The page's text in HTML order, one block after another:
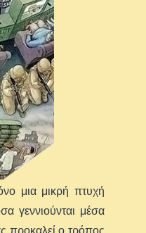
μια μικρή πτυχή
γεννιούνται μέσα
προκαλεί ο τρόπος